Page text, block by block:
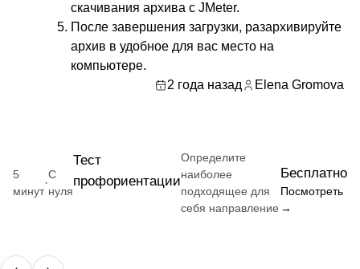
скачивания архива с JMeter.
После завершения загрузки, разархивируйте
архив в удобное для вас место на
компьютере.
2 года назад
Elena Gromova
5
минут
·
С
нуля
Тест
профориентации
Определите
наиболее
подходящее для
себя направление
Бесплатно
Посмотреть
→